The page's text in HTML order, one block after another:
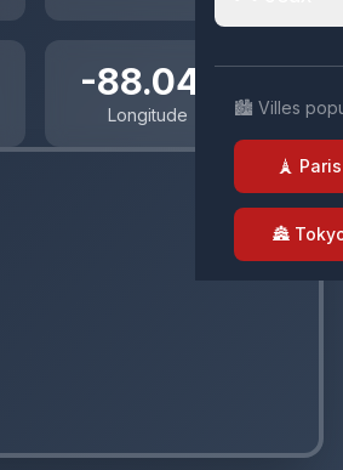
🏙️ Villes
🗼 Paris
🏯
-88.04°
Longitude